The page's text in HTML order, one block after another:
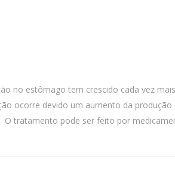
no estômago tem crescido cada vez
ocorre devido um aumento da produção
tratamento pode ser feito por